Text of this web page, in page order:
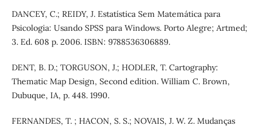
DANCEY, C.; REIDY, J. Estatística Sem Matemática para
Psicologia: Usando SPSS para Windows. Porto Alegre; Artmed;
3. Ed. 608 p. 2006. ISBN: 9788536306889.
DENT, B. D.; TORGUSON, J.; HODLER, T. Cartography:
Thematic Map Design, Second edition. William C. Brown,
Dubuque, IA, p. 448. 1990.
FERNANDES, T. ; HACON, S. S.; NOVAIS, J. W. Z. Mudanças